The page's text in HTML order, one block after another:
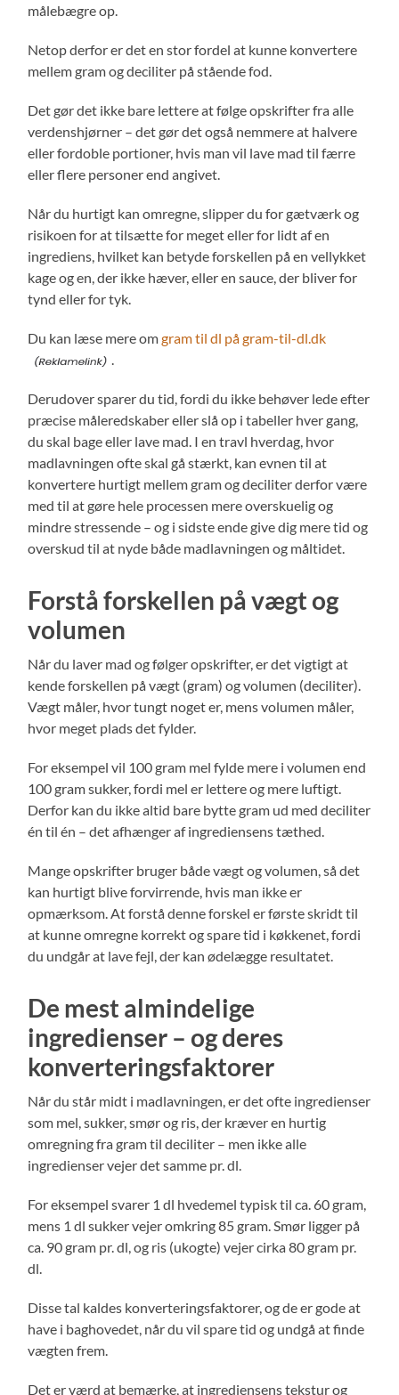
målebægre op.
Netop derfor er det en stor fordel at kunne konvertere
mellem gram og deciliter på stående fod.
Det gør det ikke bare lettere at følge opskrifter fra alle
verdenshjørner – det gør det også nemmere at halvere
eller fordoble portioner, hvis man vil lave mad til færre
eller flere personer end angivet.
Når du hurtigt kan omregne, slipper du for gætværk og
risikoen for at tilsætte for meget eller for lidt af en
ingrediens, hvilket kan betyde forskellen på en vellykket
kage og en, der ikke hæver, eller en sauce, der bliver for
tynd eller for tyk.
Du kan læse mere omgram til dl på gram-til-dl.dk
Derudover sparer du tid, fordi du ikke behøver lede efter
præcise måleredskaber eller slå op i tabeller hver gang,
du skal bage eller lave mad. I en travl hverdag, hvor
madlavningen ofte skal gå stærkt, kan evnen til at
konvertere hurtigt mellem gram og deciliter derfor være
med til at gøre hele processen mere overskuelig og
mindre stressende – og i sidste ende give dig mere tid og
overskud til at nyde både madlavningen og måltidet.
Forstå forskellen på vægt og
volumen
Når du laver mad og følger opskrifter, er det vigtigt at
kende forskellen på vægt (gram) og volumen (deciliter).
Vægt måler, hvor tungt noget er, mens volumen måler,
hvor meget plads det fylder.
For eksempel vil 100 gram mel fylde mere i volumen end
100 gram sukker, fordi mel er lettere og mere luftigt.
Derfor kan du ikke altid bare bytte gram ud med deciliter
én til én – det afhænger af ingrediensens tæthed.
Mange opskrifter bruger både vægt og volumen, så det
kan hurtigt blive forvirrende, hvis man ikke er
opmærksom. At forstå denne forskel er første skridt til
at kunne omregne korrekt og spare tid i køkkenet, fordi
du undgår at lave fejl, der kan ødelægge resultatet.
De mest almindelige
ingredienser – og deres
konverteringsfaktorer
Når du står midt i madlavningen, er det ofte ingredienser
som mel, sukker, smør og ris, der kræver en hurtig
omregning fra gram til deciliter – men ikke alle
ingredienser vejer det samme pr. dl.
For eksempel svarer 1 dl hvedemel typisk til ca. 60 gram,
mens 1 dl sukker vejer omkring 85 gram. Smør ligger på
ca. 90 gram pr. dl, og ris (ukogte) vejer cirka 80 gram pr.
dl.
Disse tal kaldes konverteringsfaktorer, og de er gode at
have i baghovedet, når du vil spare tid og undgå at finde
vægten frem.
Det er værd at bemærke, at ingrediensens tekstur og